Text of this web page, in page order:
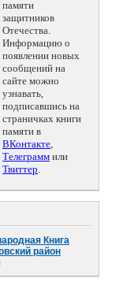
памяти
защитников
Отечества.
Информацию о
появлении новых
сообщений на
сайте можно
узнавать,
подписавшись на
страничках книги
памяти в
ВКонтакте,
Телеграмм или
Твиттер.
Книга
район